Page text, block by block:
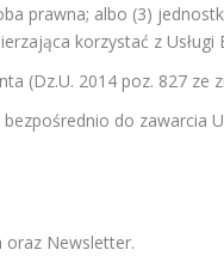
prawna; albo (3)
korzystać z Usługi
(Dz.U. 2014 poz. 827 ze
do zawarcia
oraz Newsletter.